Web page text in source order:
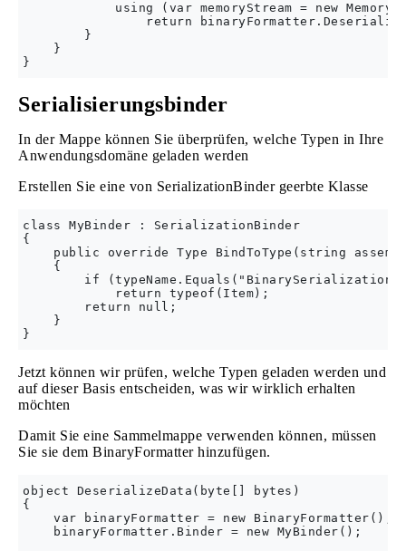
using (var memoryStream = new
return
        }
    }
Serialisierungsbinder
In der Mappe können Sie überprüfen, welche Typen in Ihre
Anwendungsdomäne geladen werden
Erstellen Sie eine von SerializationBinder geerbte Klasse
class MyBinder : SerializationBinder
{
public override Type BindToType(string
    {
if
            return typeof(Item);
        return null;
    }
Jetzt können wir prüfen, welche Typen geladen werden und
auf dieser Basis entscheiden, was wir wirklich erhalten
möchten
Damit Sie eine Sammelmappe verwenden können, müssen
Sie sie dem BinaryFormatter hinzufügen.
object DeserializeData(byte[] bytes)
{
    var binaryFormatter = new BinaryFormatter();
    binaryFormatter.Binder = new MyBinder();